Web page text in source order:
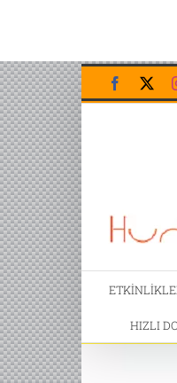
Skip
to
content
Facebook
HIZLI